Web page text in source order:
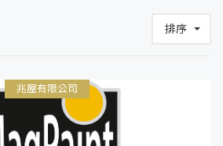
排序
兆屋有限公司